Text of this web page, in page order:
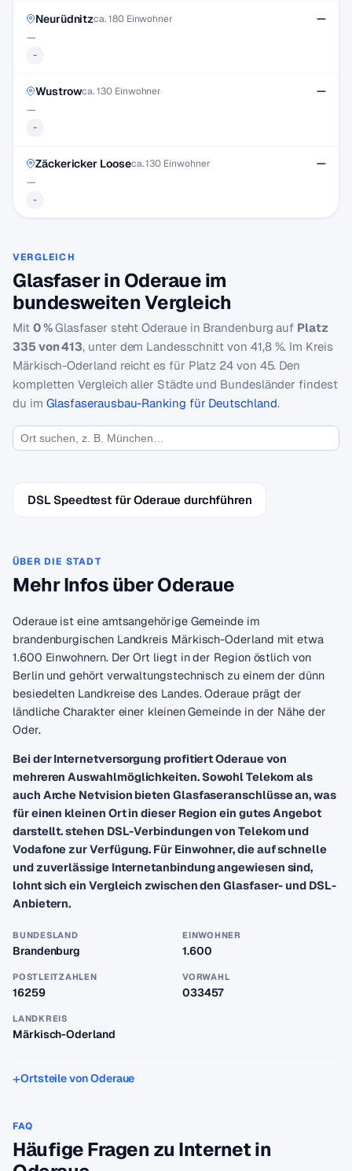
Neurüdnitzca. 180 Einwohner
-
—
—
Wustrowca. 130 Einwohner
-
—
—
Zäckericker Looseca. 130 Einwohner
-
—
—
VERGLEICH
Glasfaser in Oderaue im
bundesweiten Vergleich
Mit 0 %Glasfaser steht Oderaue in Brandenburg auf Platz
335 von 413, unter dem Landesschnitt von 41,8 %. Im Kreis
Märkisch-Oderland reicht es für Platz 24 von 45. Den
kompletten Vergleich aller Städte und Bundesländer findest
du im Glasfaserausbau-Ranking für Deutschland.
DSL Speedtest für Oderaue durchführen
ÜBER DIE STADT
Mehr Infos über Oderaue
Oderaue ist eine amtsangehörige Gemeinde im
brandenburgischen Landkreis Märkisch-Oderland mit etwa
1.600 Einwohnern. Der Ort liegt in der Region östlich von
Berlin und gehört verwaltungstechnisch zu einem der dünn
besiedelten Landkreise des Landes. Oderaue prägt der
ländliche Charakter einer kleinen Gemeinde in der Nähe der
Oder.
Bei der Internetversorgung profitiert Oderaue von
mehreren Auswahlmöglichkeiten. Sowohl Telekom als
auch Arche Netvision bieten Glasfaseranschlüsse an, was
für einen kleinen Ort in dieser Region ein gutes Angebot
darstellt. stehen DSL-Verbindungen von Telekom und
Vodafone zur Verfügung. Für Einwohner, die auf schnelle
und zuverlässige Internetanbindung angewiesen sind,
lohnt sich ein Vergleich zwischen den Glasfaser- und DSL-
Anbietern.
BUNDESLAND
Brandenburg
EINWOHNER
1.600
POSTLEITZAHLEN
16259
VORWAHL
033457
LANDKREIS
Märkisch-Oderland
Ortsteile von Oderaue
FAQ
Häufige Fragen zu Internet in